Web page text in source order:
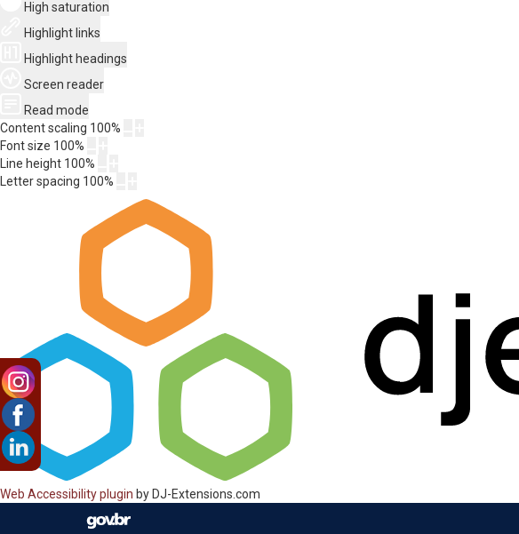
High saturation
Highlight links
Highlight headings
Screen reader
Read mode
Content scaling 100%
Font size 100%
Line height 100%
Letter spacing 100%
Web Accessibility plugin by DJ-Extensions.com